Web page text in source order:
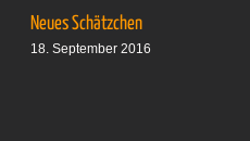
Neues Schätzchen
18. September 2016